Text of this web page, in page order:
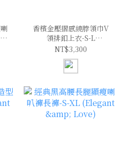
香檳金壓摺感繞脖領巾V
領排釦上衣-S-L
(Elegant & Love)
NT$3,300